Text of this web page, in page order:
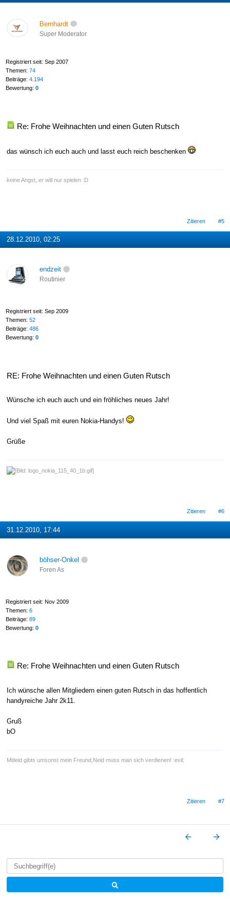
Bernhardt
Super Moderator
Registriert seit: Sep 2007
Themen: 74
Beiträge: 4.194
Bewertung: 0
Re: Frohe Weihnachten und einen Guten Rutsch
das wünsch ich euch auch und lasst euch reich beschenken
keine Angst, er will nur spielen :D
Zitieren #5
28.12.2010, 02:25
endzeit
Routinier
Registriert seit: Sep 2009
Themen: 52
Beiträge: 486
Bewertung: 0
RE: Frohe Weihnachten und einen Guten Rutsch
Wünsche ich euch auch und ein fröhliches neues Jahr!
Und viel Spaß mit euren Nokia-Handys!
Grüße
Zitieren #6
31.12.2010, 17:44
böhser-Onkel
Foren As
Registriert seit: Nov 2009
Themen: 6
Beiträge: 89
Bewertung: 0
Re: Frohe Weihnachten und einen Guten Rutsch
Ich wünsche allen Mitgliedern einen guten Rutsch in das hoffentlich
handyreiche Jahr 2k11.
Gruß
bO
Mitleid gibts umsonst mein Freund,Neid muss man sich verdienen! :evil:
Zitieren #7